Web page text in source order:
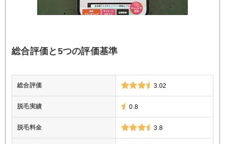
総合評価と5つの評価基準
総合評価 3.02
脱毛実績 0.8
脱毛料金 3.8